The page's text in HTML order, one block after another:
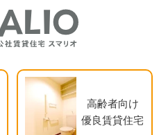
高齢者向け
優良賃貸住宅